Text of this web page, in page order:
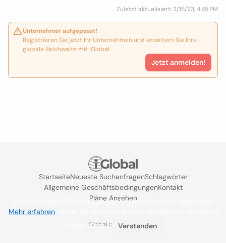
Zuletzt aktualisiert: 2/15/23, 4:45 PM
Unternehmer aufgepasst!
Registrieren Sie jetzt Ihr Unternehmen und erweitern Sie Ihre
globale Reichweite mit iGlobal.
Jetzt anmelden!
StartseiteNeueste SuchanfragenSchlagwörter
Allgemeine GeschäftsbedingungenKontakt
Pläne Ansehen
iGlobal.co @ 2024
Wir verwenden Cookies, um das Nutzererlebnis zu verbessern
Mehr erfahren
Verwendung.
Verstanden